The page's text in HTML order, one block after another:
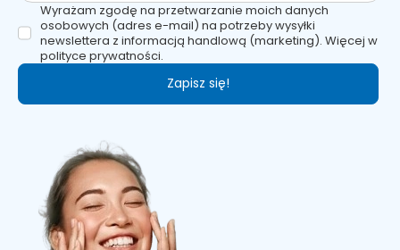
Wyrażam zgodę na przetwarzanie moich danych
osobowych (adres e-mail) na potrzeby wysyłki
newslettera z informacją handlową (marketing). Więcej w
polityce prywatności.
Zapisz się!